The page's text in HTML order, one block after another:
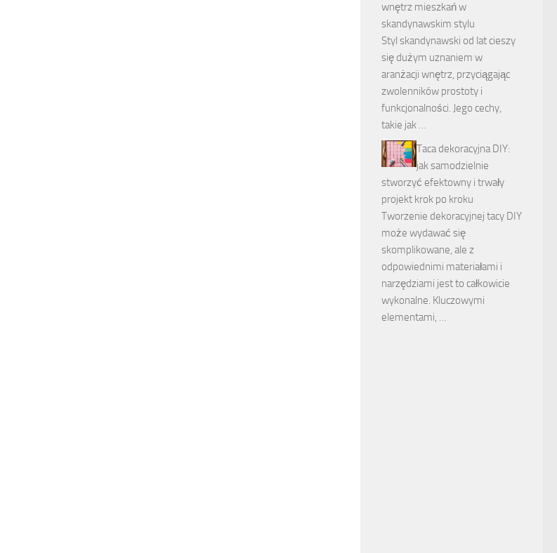
wnętrz mieszkań w
skandynawskim stylu
Styl skandynawski od lat cieszy
się dużym uznaniem w
aranżacji wnętrz, przyciągając
zwolenników prostoty i
funkcjonalności. Jego cechy,
takie jak …
Taca dekoracyjna DIY:
jak samodzielnie
stworzyć efektowny i trwały
projekt krok po kroku
Tworzenie dekoracyjnej tacy DIY
może wydawać się
skomplikowane, ale z
odpowiednimi materiałami i
narzędziami jest to całkowicie
wykonalne. Kluczowymi
elementami, …